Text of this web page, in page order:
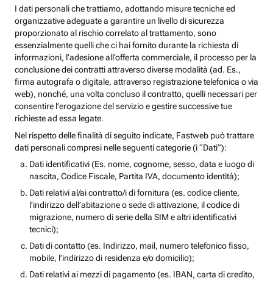
I dati personali che trattiamo, adottando misure tecniche ed
organizzative adeguate a garantire un livello di sicurezza
proporzionato al rischio correlato al trattamento, sono
essenzialmente quelli che ci hai fornito durante la richiesta di
informazioni, l’adesione all’offerta commerciale, il processo per la
conclusione dei contratti attraverso diverse modalità (ad. Es.,
firma autografa o digitale, attraverso registrazione telefonica o via
web), nonché, una volta concluso il contratto, quelli necessari per
consentire l’erogazione del servizio e gestire successive tue
richieste ad essa legate.
Nel rispetto delle finalità di seguito indicate, Fastweb può trattare
dati personali compresi nelle seguenti categorie (i “Dati”):
Dati identificativi (Es. nome, cognome, sesso, data e luogo di
nascita, Codice Fiscale, Partita IVA, documento identità);
Dati relativi al/ai contratto/i di fornitura (es. codice cliente,
l’indirizzo dell’abitazione o sede di attivazione, il codice di
migrazione, numero di serie della SIM e altri identificativi
tecnici);
Dati di contatto (es. Indirizzo, mail, numero telefonico fisso,
mobile, l’indirizzo di residenza e/o domicilio);
Dati relativi ai mezzi di pagamento (es. IBAN, carta di credito,